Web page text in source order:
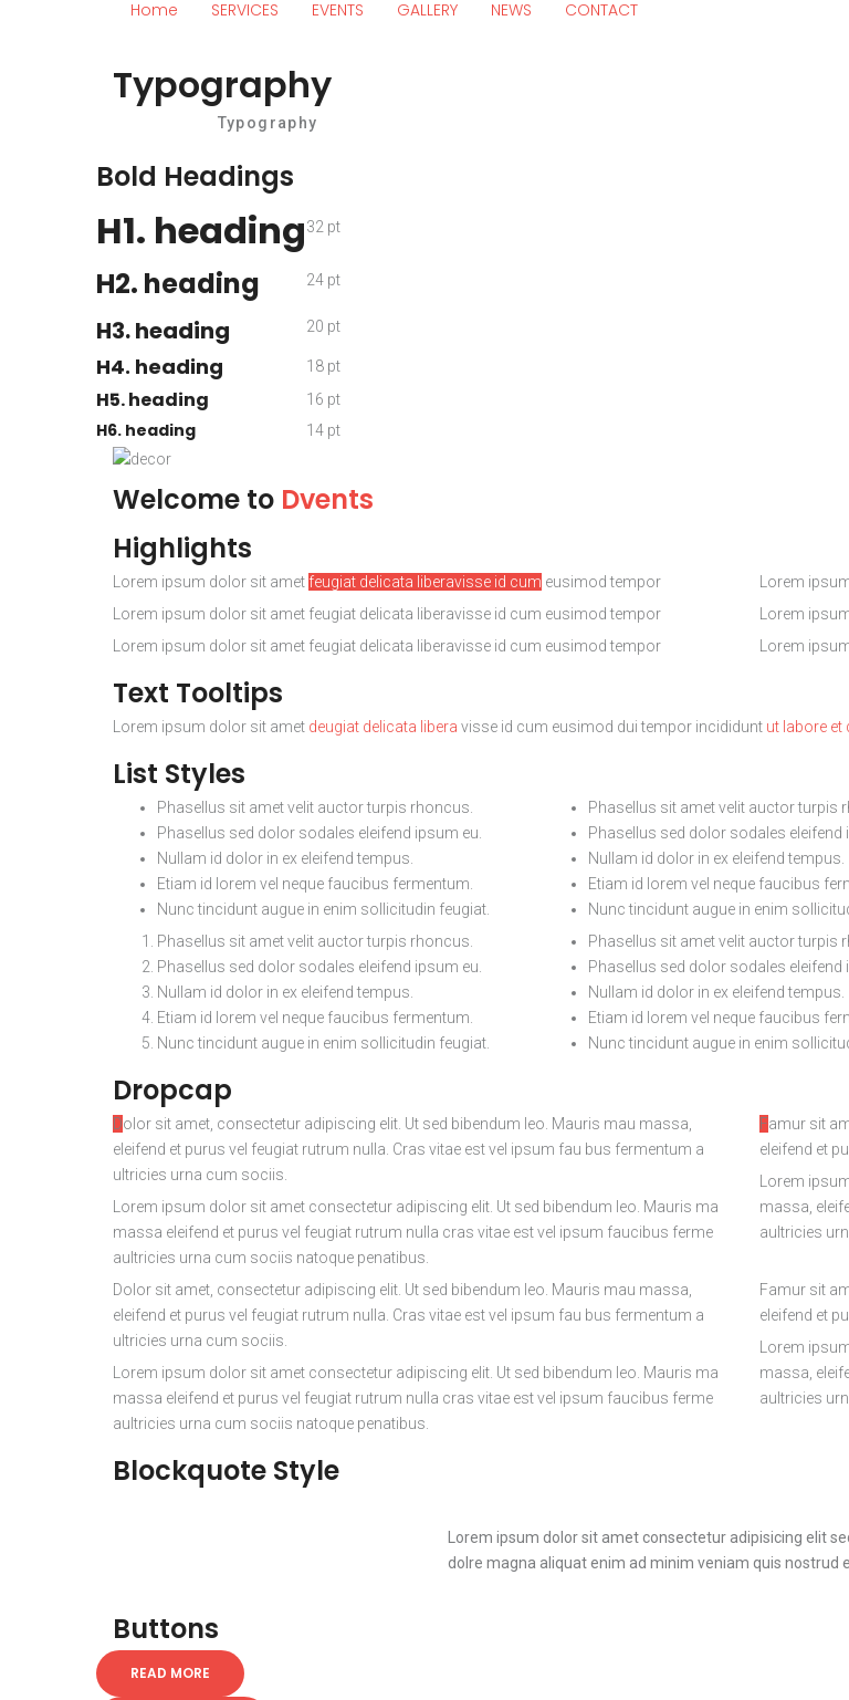
Home SERVICES EVENTS GALLERY NEWS CONTACT
Typography
Typography
Bold Headings
H1. heading32 pt
H2. heading 24 pt
H3. heading 20 pt
H4. heading 18 pt
H5. heading 16 pt
H6. heading 14 pt
Welcome to Dvents
Highlights
Lorem ipsum dolor sit amet feugiat delicata liberavisse id cum eusimod tempor
Lorem ipsum dolor sit amet feugiat delicata liberavisse id cum eusimod tempor
Lorem ipsum dolor sit amet feugiat delicata liberavisse id cum eusimod tempor
Lorem
Lorem
Lorem
Text Tooltips
Lorem ipsum dolor sit amet deugiat delicata libera visse id cum eusimod dui tempor incididunt ut labore et
List Styles
Phasellus sit amet velit auctor turpis rhoncus.
Phasellus sed dolor sodales eleifend ipsum eu.
Nullam id dolor in ex eleifend tempus.
Etiam id lorem vel neque faucibus fermentum.
Nunc tincidunt augue in enim sollicitudin feugiat.
Phasellus sit amet velit auctor turpis
Phasellus sed dolor sodales eleifend
Nullam id dolor in ex eleifend tempus.
Etiam id lorem vel neque faucibus
Nunc tincidunt augue in enim
Phasellus sit amet velit auctor turpis rhoncus.
Phasellus sed dolor sodales eleifend ipsum eu.
Nullam id dolor in ex eleifend tempus.
Etiam id lorem vel neque faucibus fermentum.
Nunc tincidunt augue in enim sollicitudin feugiat.
Phasellus sit amet velit auctor turpis
Phasellus sed dolor sodales eleifend
Nullam id dolor in ex eleifend tempus.
Etiam id lorem vel neque faucibus
Nunc tincidunt augue in enim
Dropcap
Dolor sit amet, consectetur adipiscing elit. Ut sed bibendum leo. Mauris mau massa,
eleifend et purus vel feugiat rutrum nulla. Cras vitae est vel ipsum fau bus fermentum a
ultricies urna cum sociis.
Lorem ipsum dolor sit amet consectetur adipiscing elit. Ut sed bibendum leo. Mauris ma
massa eleifend et purus vel feugiat rutrum nulla cras vitae est vel ipsum faucibus ferme
aultricies urna cum sociis natoque penatibus.
Famur sit amet consectetur adipiscing elit ut sed bibenum leo. Mauris mauris as sa
eleifend et
Lorem
massa,
aultricies
Dolor sit amet, consectetur adipiscing elit. Ut sed bibendum leo. Mauris mau massa,
eleifend et purus vel feugiat rutrum nulla. Cras vitae est vel ipsum fau bus fermentum a
ultricies urna cum sociis.
Lorem ipsum dolor sit amet consectetur adipiscing elit. Ut sed bibendum leo. Mauris ma
massa eleifend et purus vel feugiat rutrum nulla cras vitae est vel ipsum faucibus ferme
aultricies urna cum sociis natoque penatibus.
Famur sit
eleifend et
Lorem
massa,
aultricies
Blockquote Style
Lorem ipsum dolor sit amet consectetur adipisicing elit
dolre magna aliquat enim ad minim veniam quis nostrud
Buttons
READ MORE